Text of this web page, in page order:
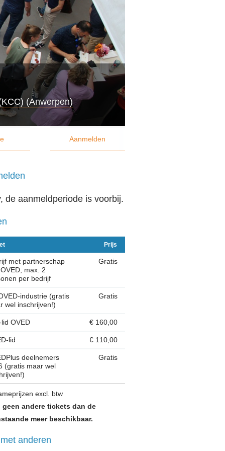
(Anwerpen)
Aanmelden
de aanmeldperiode is voorbij.
Prijs
met partnerschap
max. 2
per bedrijf
Gratis
industrie (gratis
wel inschrijven!)
Gratis
lid OVED € 160,00
lid € 110,00
deelnemers
(gratis maar wel
Gratis
excl. btw
geen andere tickets dan de
meer beschikbaar.
anderen